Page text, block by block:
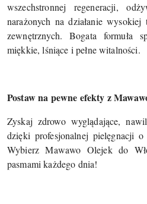
wszechstronnej regeneracji,
narażonych na działanie
zewnętrznych. Bogata formuła
miękkie, lśniące i pełne witalności.
Postaw na pewne efekty z
Zyskaj zdrowo wyglądające,
dzięki profesjonalnej pielęgnacji
Wybierz Mawawo Olejek do
pasmami każdego dnia!